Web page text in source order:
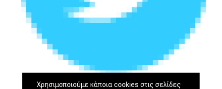
Χρησιμοποιούμε κάποια cookies στις σελίδες